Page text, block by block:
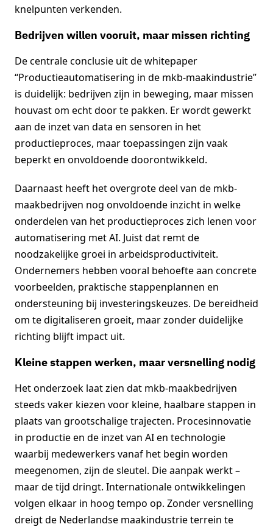
knelpunten verkenden.
Bedrijven willen vooruit, maar missen richting
De centrale conclusie uit de whitepaper
“Productieautomatisering in de mkb-maakindustrie”
is duidelijk: bedrijven zijn in beweging, maar missen
houvast om echt door te pakken. Er wordt gewerkt
aan de inzet van data en sensoren in het
productieproces, maar toepassingen zijn vaak
beperkt en onvoldoende doorontwikkeld.
Daarnaast heeft het overgrote deel van de mkb-
maakbedrijven nog onvoldoende inzicht in welke
onderdelen van het productieproces zich lenen voor
automatisering met AI. Juist dat remt de
noodzakelijke groei in arbeidsproductiviteit.
Ondernemers hebben vooral behoefte aan concrete
voorbeelden, praktische stappenplannen en
ondersteuning bij investeringskeuzes. De bereidheid
om te digitaliseren groeit, maar zonder duidelijke
richting blijft impact uit.
Kleine stappen werken, maar versnelling nodig
Het onderzoek laat zien dat mkb-maakbedrijven
steeds vaker kiezen voor kleine, haalbare stappen in
plaats van grootschalige trajecten. Procesinnovatie
in productie en de inzet van AI en technologie
waarbij medewerkers vanaf het begin worden
meegenomen, zijn de sleutel. Die aanpak werkt –
maar de tijd dringt. Internationale ontwikkelingen
volgen elkaar in hoog tempo op. Zonder versnelling
dreigt de Nederlandse maakindustrie terrein te